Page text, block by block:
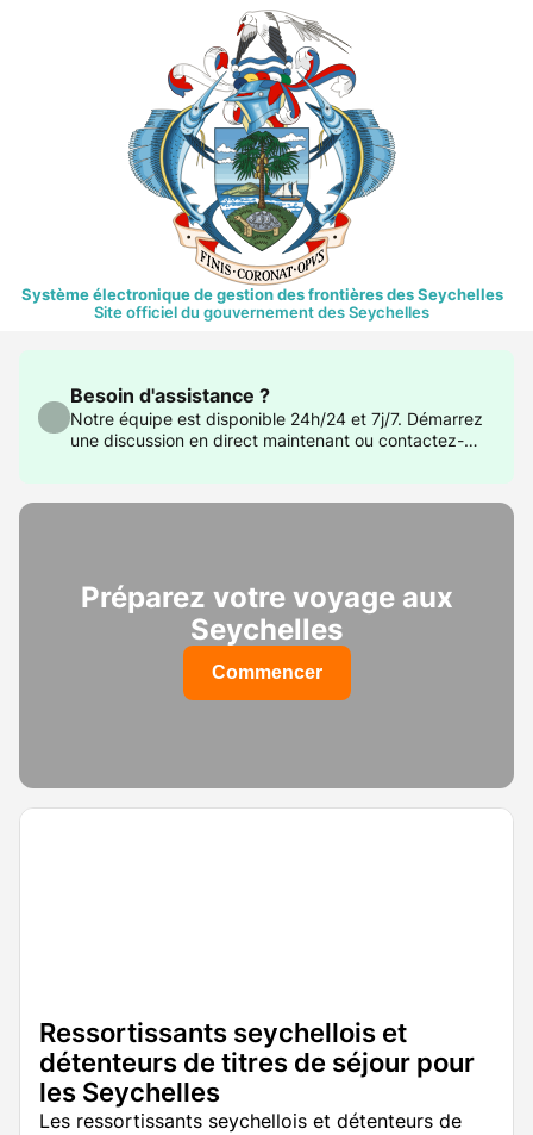
Système électronique de gestion des frontières des Seychelles
Site officiel du gouvernement des Seychelles
Besoin d'assistance ?
Notre équipe est disponible 24h/24 et 7j/7. Démarrez
une discussion en direct maintenant ou contactez-
Préparez votre voyage aux
Seychelles
Commencer
Ressortissants seychellois et
détenteurs de titres de séjour pour
les Seychelles
Les ressortissants seychellois et détenteurs de